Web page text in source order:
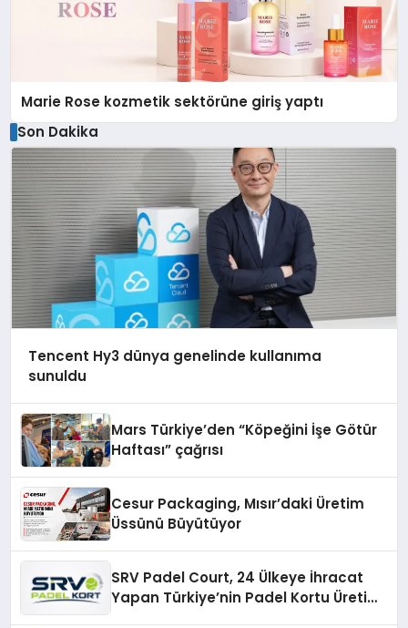
Marie Rose kozmetik sektörüne giriş yaptı
Son Dakika
Tencent Hy3 dünya genelinde kullanıma
sunuldu
Mars Türkiye’den “Köpeğini İşe Götür
Haftası” çağrısı
Cesur Packaging, Mısır’daki Üretim
Üssünü Büyütüyor
SRV Padel Court, 24 Ülkeye İhracat
Yapan Türkiye’nin Padel Kortu Üretim